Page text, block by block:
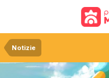
Notizie